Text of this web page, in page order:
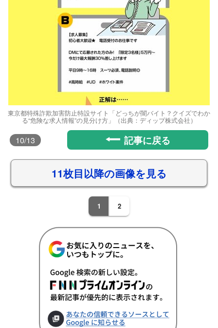
東京都特殊詐欺加害防止特設サイト「どっちが闇バイト？クイズでわか
る“危険な求人情報”の見分け方」（出典：ディップ株式会社）
10/13 記事に戻る
11枚目以降の画像を見る
1 2